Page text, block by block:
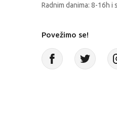
Radnim danima: 8-16h i
Povežimo se!